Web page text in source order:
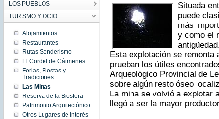
LOS PUEBLOS
TURISMO Y OCIO
Alojamientos
Restaurantes
Rutas Senderismo
El Cordel de Cármenes
Ferias, Fiestas y
Tradiciones
Las Minas
Reserva de la Biosfera
Patrimonio Arquitectónico
Otros Lugares de Interés
Situada
puede
más
y como el
Esta explotación se remonta
prueban los útiles
Arqueológico Provincial de
sobre algún resto óseo
La mina se volvió a explotar
llegó a ser la mayor